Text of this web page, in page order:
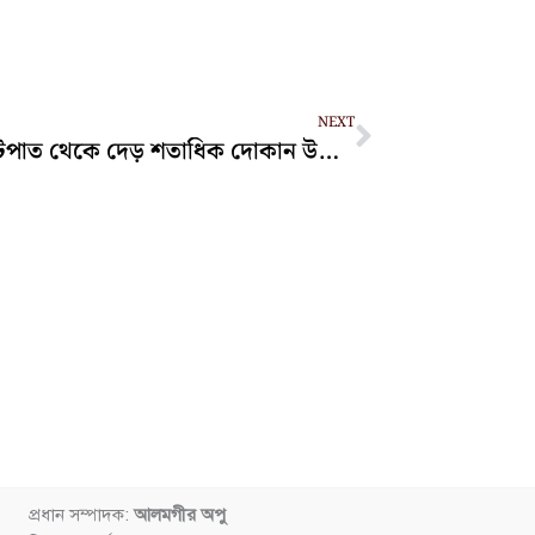
NEXT
সড়ক-ফুটপাত থেকে দেড় শতাধিক দোকান উচ্ছেদ করল চসিক
Next
প্রধান সম্পাদক:আলমগীর অপু